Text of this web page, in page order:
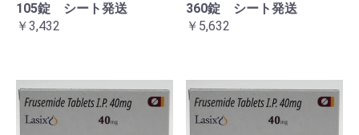
105錠 シート発送
￥3,432
360錠 シート発送
￥5,632